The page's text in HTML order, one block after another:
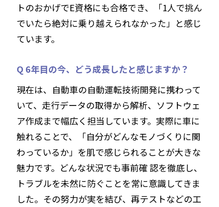
トのおかげでE資格にも合格でき、「1人で挑ん
でいたら絶対に乗り越えられなかった」と感じ
ています。
Q 6年目の今、どう成長したと感じますか？
現在は、自動車の自動運転技術開発に携わって
いて、走行データの取得から解析、ソフトウェ
ア作成まで幅広く担当しています。実際に車に
触れることで、「自分がどんなモノづくりに関
わっているか」を肌で感じられることが大きな
魅力です。どんな状況でも事前確 認を徹底し、
トラブルを未然に防ぐことを常に意識してきま
した。その努力が実を結び、再テストなどの工